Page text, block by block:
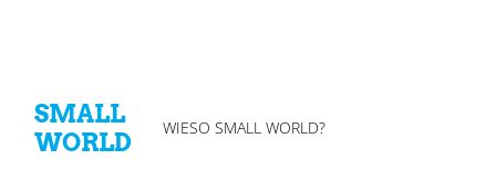
SMALL
WORLD
WIESO SMALL WORLD?